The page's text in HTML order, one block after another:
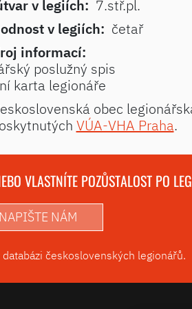
v legiích: 7.stř.pl.
v legiích: četař
informací:
poslužný spis
karta legionáře
obec
VÚA-VHA Praha.
VLASTNÍTE POZŮSTALOST PO
NAPIŠTE NÁM
československých legionářů.